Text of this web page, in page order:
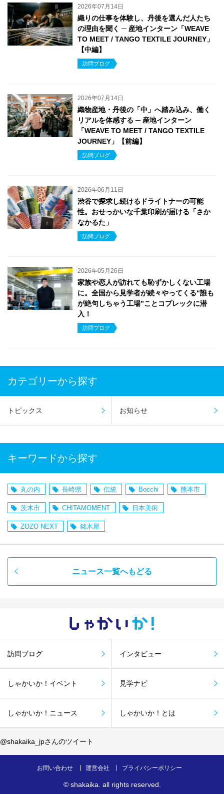
2026年07月14日
織りの仕事を体験し、丹後を選んだ人たち
の理由を聞く ─ 産地インターン「WEAVE
TO MEET / TANGO TEXTILE JOURNEY」
【中編】
訪問ブログ
2026年07月14日
織物産地・丹後の「中」へ踏み込み、働く
リアルを体感する ─ 産地インターン
「WEAVE TO MEET / TANGO TEXTILE
JOURNEY」【前編】
訪問ブログ
2026年06月11日
渋谷で探求し続けるドライトナーの可能
性。おせっかいな千葉印刷が届ける「さか
なかるた」
訪問ブログ
2026年05月26日
家族や恋人が訪れても恥ずかしくない工場
に。全国から見学者が続々やってくる“誰も
が絶句しちゃう工場”ことコプレックに潜
入！
訪問ブログ
カテゴリーから探す
トピックス お知らせ
キーワードから探す
丸の内 長崎県 伝統 Bocchi 熊本市
茨木市 CHITAMOMENT 日本美術
ZOZO NEXT 銘木屋
ニュース一覧へもどる
しゃかい か！
訪問ブログ インタビュー
しゃかいか！イベント 見学ナビ
しゃかいか！ニュース しゃかいか！とは
@shakaika_jpさんのツイート
お問い合わせ 運営会社 プライバシーポリシー
© shakaika . all rights reserved.